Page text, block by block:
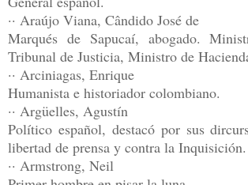
·· Araújo Viana, Cândido José de
Marqués de Sapucaí, abogado.
Tribunal de Justicia, Ministro de
·· Arciniagas, Enrique
Humanista e historiador colombiano.
·· Argüelles, Agustín
Político español, destacó por sus
libertad de prensa y contra la Inquisición.
·· Armstrong, Neil